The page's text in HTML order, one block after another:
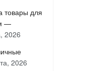
товары для
—
2026
2026